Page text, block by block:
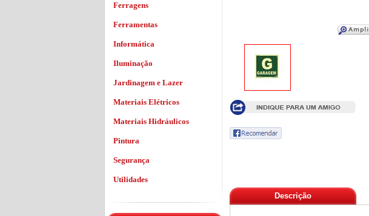
Descrição
Ferragens
Ferramentas
Informática
Iluminação
Jardinagem e Lazer
Materiais Elétricos
Materiais Hidráulicos
Pintura
Segurança
Utilidades